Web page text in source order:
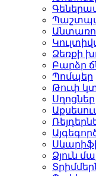
Ձեռքի
Բարձր
Պոմպեր
Թուփ
Սղոցներ
Ձյուն